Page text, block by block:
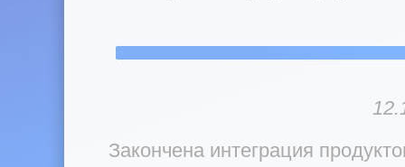
Закончена интеграция